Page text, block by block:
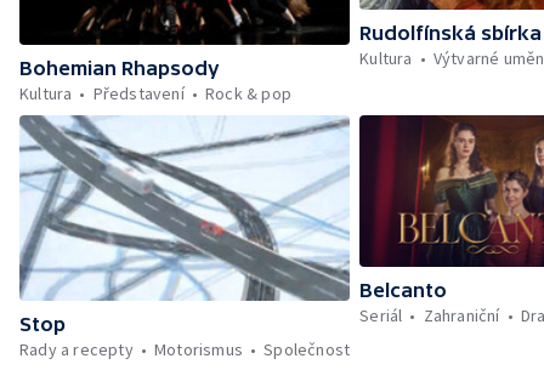
Bohemian Rhapsody
Kultura
Představení Rock & pop
Rudolfínská sbírka
Kultura
Výtvarné
Stop
Rady a recepty
Motorismus Společnost
Belcanto
Seriál
Zahraniční